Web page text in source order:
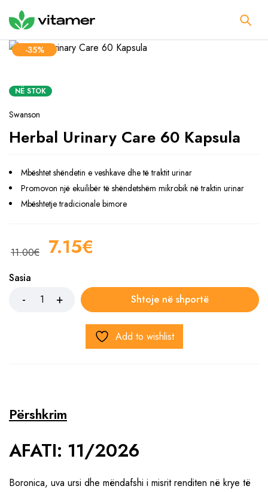
-35%
NË STOK
Swanson
Herbal Urinary Care 60 Kapsula
Mbështet shëndetin e veshkave dhe të traktit urinar
Promovon një ekuilibër të shëndetshëm mikrobik në traktin urinar
Mbështetje tradicionale bimore
11.00€ 7.15€
Sasia
Shtoje në shportë
Add to wishlist
Përshkrim
AFATI: 11/2026
Boronica, uva ursi dhe mëndafshi i misrit renditen në krye të